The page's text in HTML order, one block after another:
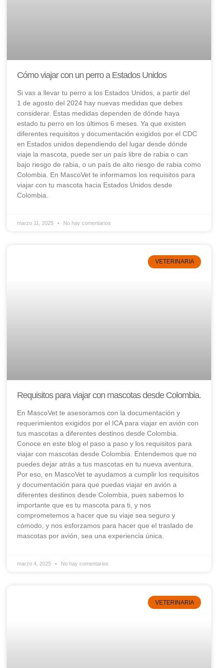
Cómo viajar con un perro a Estados Unidos
Si vas a llevar tu perro a los Estados Unidos, a partir del
1 de agosto del 2024 hay nuevas medidas que debes
considerar. Estas medidas dependen de dónde haya
estado tu perro en los últimos 6 meses. Ya que existen
diferentes requisitos y documentación exigidos por el CDC
en Estados unidos dependiendo del lugar desde dónde
viaje la mascota, puede ser un país libre de rabia o can
bajo riesgo de rabia, o un país de alto riesgo de rabia como
Colombia. En MascoVet te informamos los requisitos para
viajar con tu mascota hacia Estados Unidos desde
Colombia.
marzo 11, 2025 No hay comentarios
VETERINARIA
Requisitos para viajar con mascotas desde Colombia.
En MascoVet te asesoramos con la documentación y
requerimientos exigidos por el ICA para viajar en avión con
tus mascotas a diferentes destinos desde Colombia.
Conoce en este blog el paso a paso y los requisitos para
viajar con mascotas desde Colombia. Entendemos que no
puedes dejar atrás a tus mascotas en tu nueva aventura.
Por eso, en MascoVet te ayudamos a cumplir los requisitos
y documentación para que puedas viajar en avión a
diferentes destinos desde Colombia, pues sabemos lo
importante que es tu mascota para ti, y nos
comprometemos a hacer que su viaje sea seguro y
cómodo, y nos esforzamos para hacer que el traslado de
mascotas por avión, sea una experiencia única.
marzo 4, 2025 No hay comentarios
VETERINARIA